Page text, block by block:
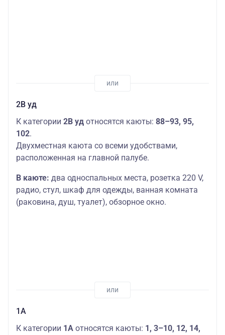
2В уд
К категории 2В уд относятся каюты: 88–93, 95,
102.
Двухместная каюта со всеми удобствами,
расположенная на главной палубе.
В каюте: два односпальных места, розетка 220 V,
радио, стул, шкаф для одежды, ванная комната
(раковина, душ, туалет), обзорное окно.
1А
К категории 1А относятся каюты: 1, 3–10, 12, 14,